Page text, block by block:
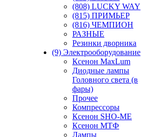
(808) LUCKY WAY
(815) ПРИМЬЕР
(816) ЧЕМПИОН
РАЗНЫЕ
Резинки дворника
(9) Электрооборудование
Ксенон MaxLum
Диодные лампы
Головного света (в
фары)
Прочее
Компрессоры
Ксенон SHO-ME
Ксенон МТФ
Лампы